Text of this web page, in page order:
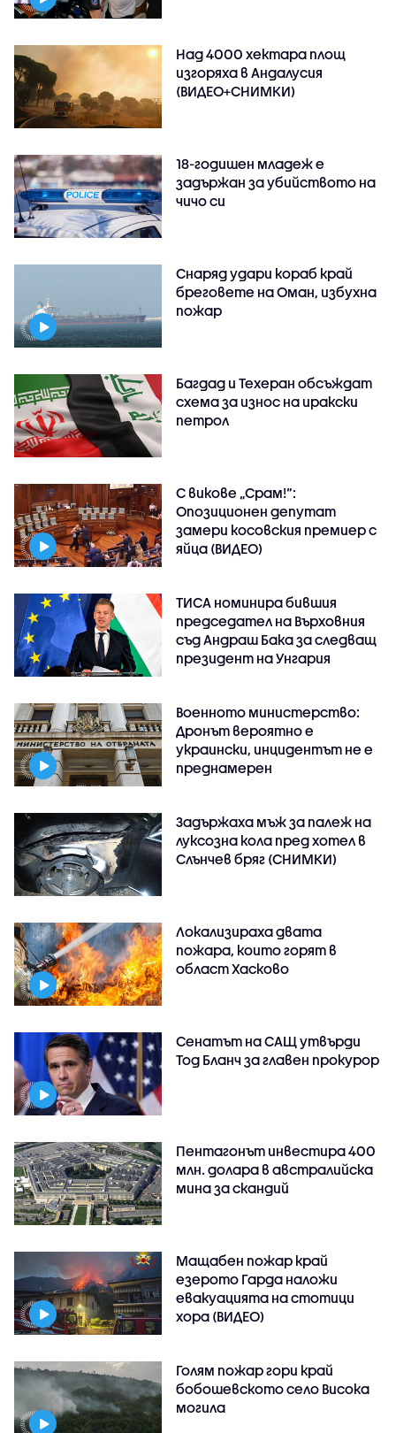
Над 4000 хектара площ
изгоряха в Андалусия
(ВИДЕО+СНИМКИ)
18-годишен младеж е
задържан за убийството на
чичо си
Снаряд удари кораб край
бреговете на Оман, избухна
пожар
Багдад и Техеран обсъждат
схема за износ на иракски
петрол
С викове „Срам!“:
Опозиционен депутат
замери косовския премиер с
яйца (ВИДЕО)
ТИСА номинира бившия
председател на Върховния
съд Андраш Бака за следващ
президент на Унгария
Военното министерство:
Дронът вероятно е
украински, инцидентът не е
преднамерен
Задържаха мъж за палеж на
луксозна кола пред хотел в
Слънчев бряг (СНИМКИ)
Локализираха двата
пожара, които горят в
област Хасково
Сенатът на САЩ утвърди
Тод Бланч за главен прокурор
Пентагонът инвестира 400
млн. долара в австралийска
мина за скандий
Мащабен пожар край
езерото Гарда наложи
евакуацията на стотици
хора (ВИДЕО)
Голям пожар гори край
бобошевското село Висока
могила